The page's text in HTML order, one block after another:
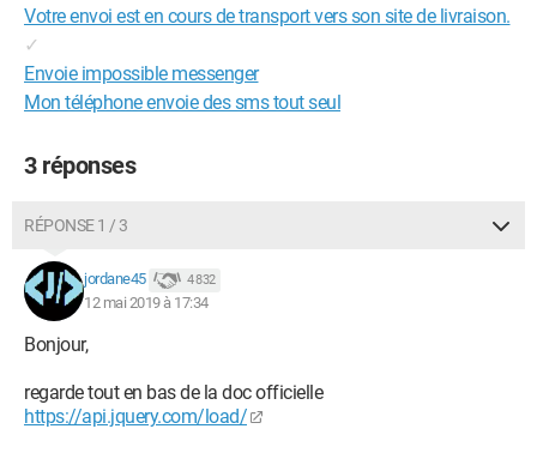
Votre envoi est en cours de transport vers son site de livraison.
✓
Envoie impossible messenger
Mon téléphone envoie des sms tout seul
3 réponses
RÉPONSE 1 / 3
jordane45 4 832
12 mai 2019 à 17:34
Bonjour,
regarde tout en bas de la doc officielle
https://api.jquery.com/load/